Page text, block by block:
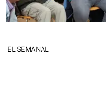
EL SEMANAL